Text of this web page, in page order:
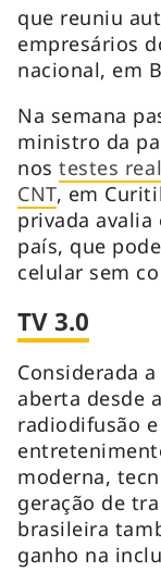
que reuniu
empresários
nacional, em
Na semana
ministro da
nostestes
CNT, em
privada
país, que
celular sem
TV 3.0
Considerada
aberta desde
radiodifusão
moderna,
geração de
brasileira
ganho na